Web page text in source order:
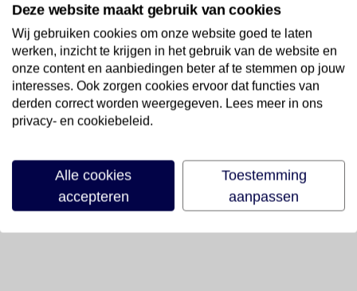
Deze website maakt gebruik van cookies
Wij gebruiken cookies om onze website goed te laten
werken, inzicht te krijgen in het gebruik van de website en
onze content en aanbiedingen beter af te stemmen op jouw
interesses. Ook zorgen cookies ervoor dat functies van
derden correct worden weergegeven. Lees meer in ons
privacy- en cookiebeleid.
Alle cookies
accepteren
Toestemming
aanpassen